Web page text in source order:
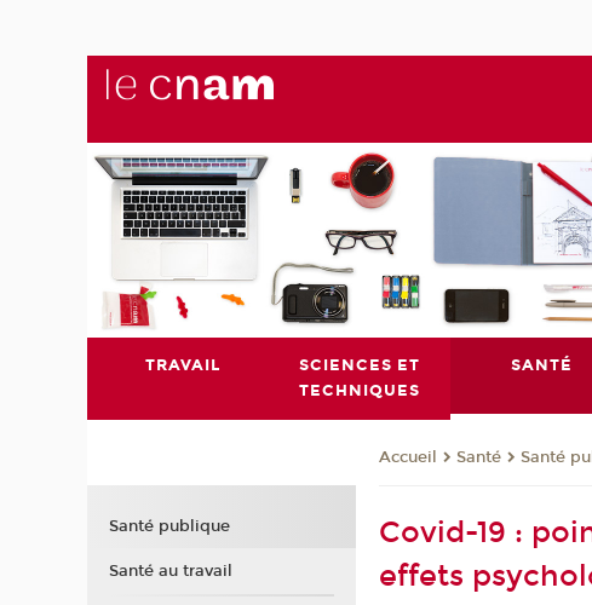
TRAVAIL
SCIENCES ET
TECHNIQUES
SANTÉ
Accueil Santé Santé
Covid-19 :
effets
Santé publique
Santé au travail